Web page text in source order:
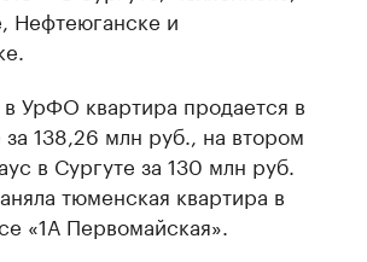
Нефтеюганске и
УрФО квартира продается в
за 138,26 млн руб., на втором
в Сургуте за 130 млн руб.
тюменская квартира в
«1А Первомайская».